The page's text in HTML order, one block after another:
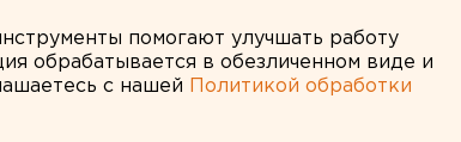
помогают улучшать работу
обрабатывается в обезличенном виде и
с нашей
Политикой обработки